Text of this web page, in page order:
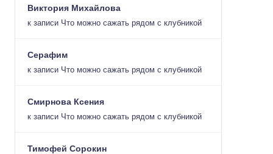
Виктория Михайлова
к записи Что можно сажать рядом с клубникой
Серафим
к записи Что можно сажать рядом с клубникой
Смирнова Ксения
к записи Что можно сажать рядом с клубникой
Тимофей Сорокин